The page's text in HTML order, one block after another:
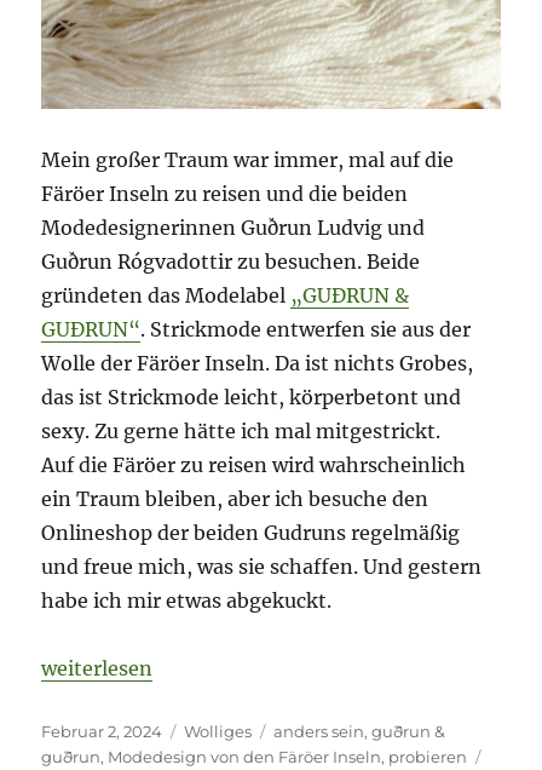
Mein großer Traum war immer, mal auf die
Färöer Inseln zu reisen und die beiden
Modedesignerinnen Guðrun Ludvig und
Guðrun Rógvadottir zu besuchen. Beide
gründeten das Modelabel „GUÐRUN &
GUÐRUN“. Strickmode entwerfen sie aus der
Wolle der Färöer Inseln. Da ist nichts Grobes,
das ist Strickmode leicht, körperbetont und
sexy. Zu gerne hätte ich mal mitgestrickt.
Auf die Färöer zu reisen wird wahrscheinlich
ein Traum bleiben, aber ich besuche den
Onlineshop der beiden Gudruns regelmäßig
und freue mich, was sie schaffen. Und gestern
habe ich mir etwas abgekuckt.
„abgekuckt“
weiterlesen
Veröffentlicht
am
Februar 2, 2024 Kategorien
Wolliges Schlagwörter
anders sein,guðrun &
guðrun, Modedesign von den Färöer Inseln, probieren